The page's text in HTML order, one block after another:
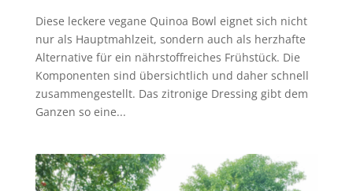
Diese leckere vegane Quinoa Bowl eignet sich nicht
nur als Hauptmahlzeit, sondern auch als herzhafte
Alternative für ein nährstoffreiches Frühstück. Die
Komponenten sind übersichtlich und daher schnell
zusammengestellt. Das zitronige Dressing gibt dem
Ganzen so eine...